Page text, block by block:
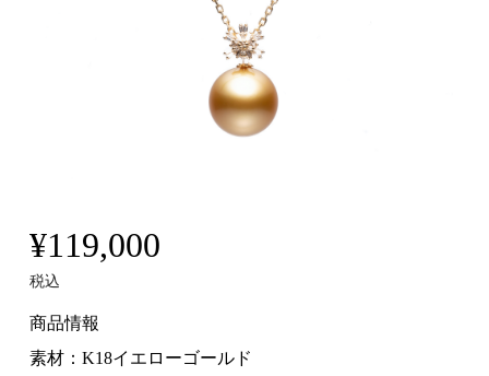
¥119,000
税込
商品情報
素材：K18イエローゴールド